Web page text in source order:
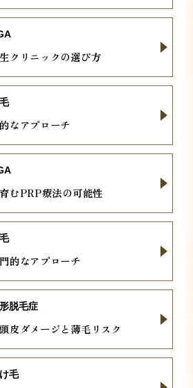
クリニックの選び方
なアプローチ
むPRP療法の可能性
的なアプローチ
皮ダメージと薄毛リスク
脱毛症
毛